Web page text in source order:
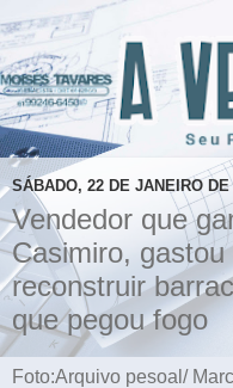
SÁBADO, 22 DE JANEIRO DE
Vendedor que
Casimiro,
reconstruir
que pegou fogo
Foto:Arquivo pesoal/